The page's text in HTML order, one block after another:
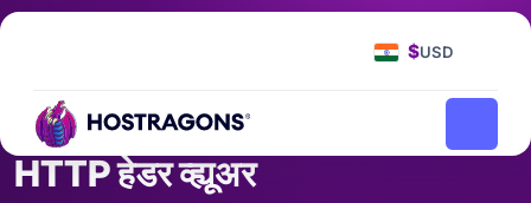
$USD
HTTP हेडर व्ह्यूअर